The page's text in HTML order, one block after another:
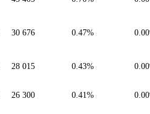
30 676 0.47%
28 015 0.43%
26 300 0.41%